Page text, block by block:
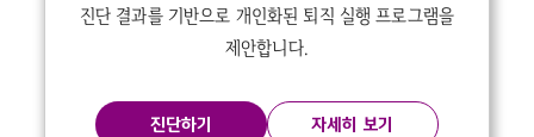
진단 결과를 기반으로 개인화된 퇴직 실행 프로그램을
제안합니다.
진단하기 자세히 보기